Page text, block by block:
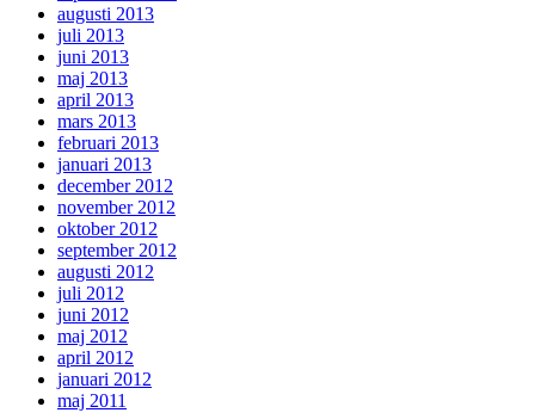
augusti 2013
juli 2013
juni 2013
maj 2013
april 2013
mars 2013
februari 2013
januari 2013
december 2012
november 2012
oktober 2012
september 2012
augusti 2012
juli 2012
juni 2012
maj 2012
april 2012
januari 2012
maj 2011